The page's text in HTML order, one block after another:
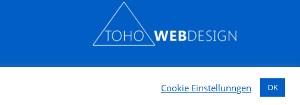
Cookie Einstellunngen OK